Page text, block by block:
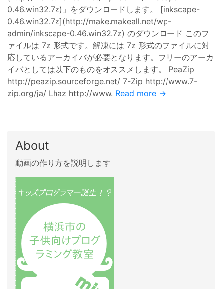
0.46.win32.7z)」をダウンロードします。 [inkscape-
0.46.win32.7z](http://make.makeall.net/wp-
admin/inkscape-0.46.win32.7z) のダウンロード このフ
ァイルは 7z 形式です。解凍には 7z 形式のファイルに対
応しているアーカイバが必要となります。フリーのアーカ
イバとしては以下のものをオススメします。 PeaZip
http://peazip.sourceforge.net/ 7-Zip http://www.7-
zip.org/ja/ Lhaz http://www. Read more →
About
動画の作り方を説明します